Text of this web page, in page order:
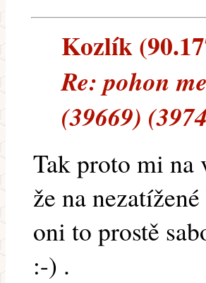
Kozlík
Re: pohon
(39669)
Tak proto mi
že na
oni to prostě
:-) .